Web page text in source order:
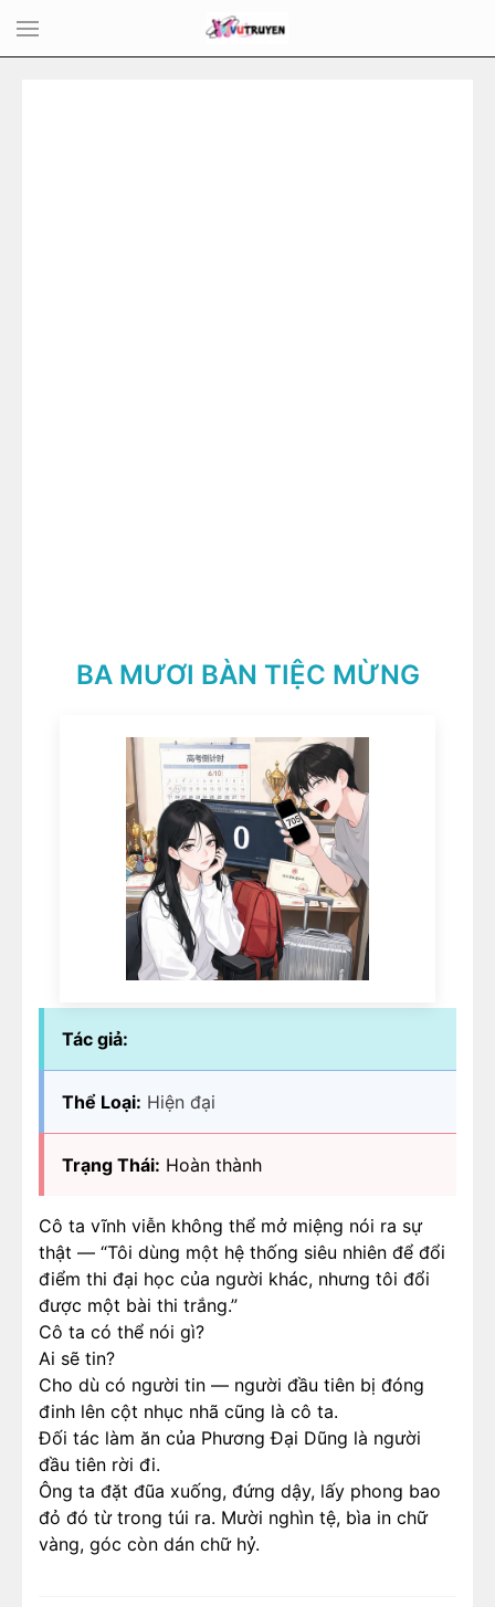
BA MƯƠI BÀN TIỆC MỪNG
Tác giả:
Thể Loại: Hiện đại
Trạng Thái: Hoàn thành
Cô ta vĩnh viễn không thể mở miệng nói ra sự
thật — “Tôi dùng một hệ thống siêu nhiên để đổi
điểm thi đại học của người khác, nhưng tôi đổi
được một bài thi trắng.”
Cô ta có thể nói gì?
Ai sẽ tin?
Cho dù có người tin — người đầu tiên bị đóng
đinh lên cột nhục nhã cũng là cô ta.
Đối tác làm ăn của Phương Đại Dũng là người
đầu tiên rời đi.
Ông ta đặt đũa xuống, đứng dậy, lấy phong bao
đỏ đó từ trong túi ra. Mười nghìn tệ, bìa in chữ
vàng, góc còn dán chữ hỷ.